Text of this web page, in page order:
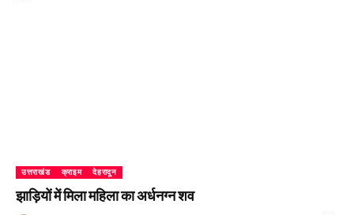
उत्तराखंड क्राइम देहरादून
झाड़ियों में मिला महिला का अर्धनग्न शव